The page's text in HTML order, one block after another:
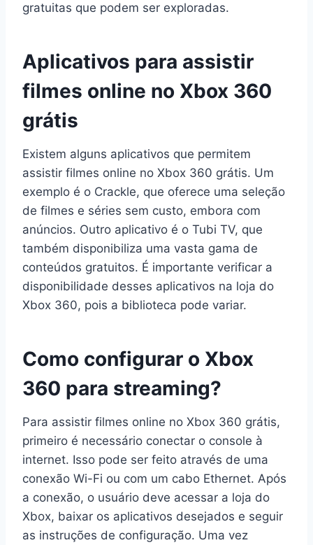
gratuitas que podem ser exploradas.
Aplicativos para assistir
filmes online no Xbox 360
grátis
Existem alguns aplicativos que permitem
assistir filmes online no Xbox 360 grátis. Um
exemplo é o Crackle, que oferece uma seleção
de filmes e séries sem custo, embora com
anúncios. Outro aplicativo é o Tubi TV, que
também disponibiliza uma vasta gama de
conteúdos gratuitos. É importante verificar a
disponibilidade desses aplicativos na loja do
Xbox 360, pois a biblioteca pode variar.
Como configurar o Xbox
360 para streaming?
Para assistir filmes online no Xbox 360 grátis,
primeiro é necessário conectar o console à
internet. Isso pode ser feito através de uma
conexão Wi-Fi ou com um cabo Ethernet. Após
a conexão, o usuário deve acessar a loja do
Xbox, baixar os aplicativos desejados e seguir
as instruções de configuração. Uma vez